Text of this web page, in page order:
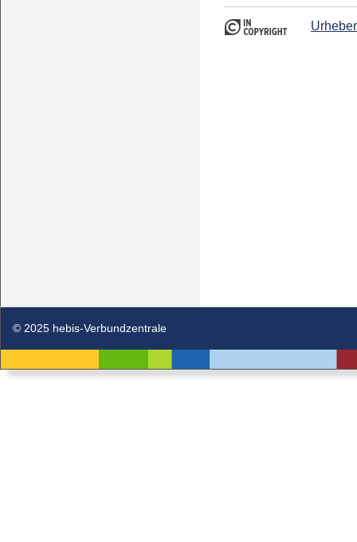
© 2025 hebis-Verbundzentrale